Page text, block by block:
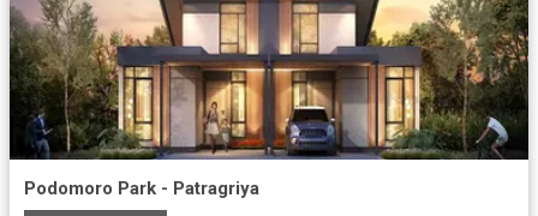
Podomoro Park - Patragriya